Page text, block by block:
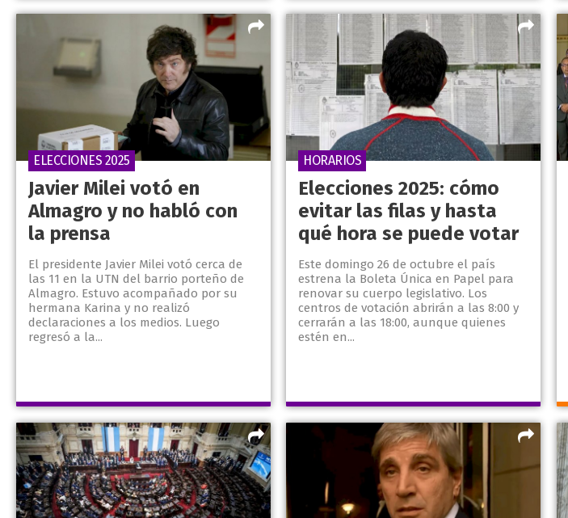
Javier Milei votó en
Almagro y no habló con
la prensa
El presidente Javier Milei votó cerca de
las 11 en la UTN del barrio porteño de
Almagro. Estuvo acompañado por su
hermana Karina y no realizó
declaraciones a los medios. Luego
regresó a la...
ELECCIONES 2025
Elecciones 2025: cómo
evitar las filas y hasta
qué hora se puede votar
Este domingo 26 de octubre el país
estrena la Boleta Única en Papel para
renovar su cuerpo legislativo. Los
centros de votación abrirán a las 8:00 y
cerrarán a las 18:00, aunque quienes
estén en...
HORARIOS